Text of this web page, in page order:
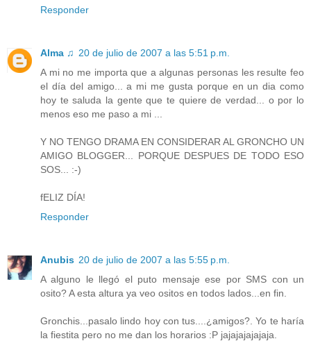
Responder
Alma ♫ 20 de julio de 2007 a las 5:51 p.m.
A mi no me importa que a algunas personas les resulte feo
el día del amigo... a mi me gusta porque en un dia como
hoy te saluda la gente que te quiere de verdad... o por lo
menos eso me paso a mi ...
Y NO TENGO DRAMA EN CONSIDERAR AL GRONCHO UN
AMIGO BLOGGER... PORQUE DESPUES DE TODO ESO
SOS... :-)
fELIZ DÍA!
Responder
Anubis 20 de julio de 2007 a las 5:55 p.m.
A alguno le llegó el puto mensaje ese por SMS con un
osito? A esta altura ya veo ositos en todos lados...en fin.
Gronchis...pasalo lindo hoy con tus....¿amigos?. Yo te haría
la fiestita pero no me dan los horarios :P jajajajajajaja.